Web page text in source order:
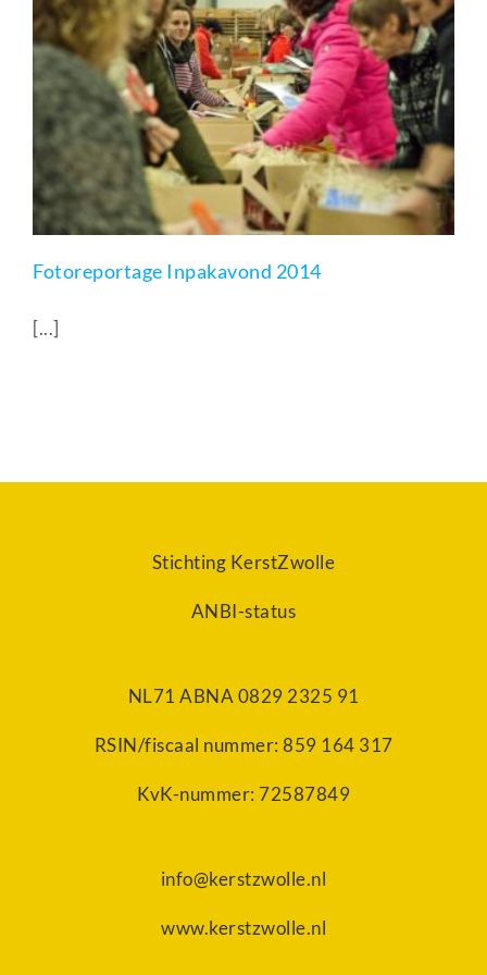
Fotoreportage Inpakavond 2014
[...]
Stichting KerstZwolle
ANBI-status
NL71 ABNA 0829 2325 91
RSIN/fiscaal nummer: 859 164 317
KvK-nummer: 72587849
info@kerstzwolle.nl
www.kerstzwolle.nl